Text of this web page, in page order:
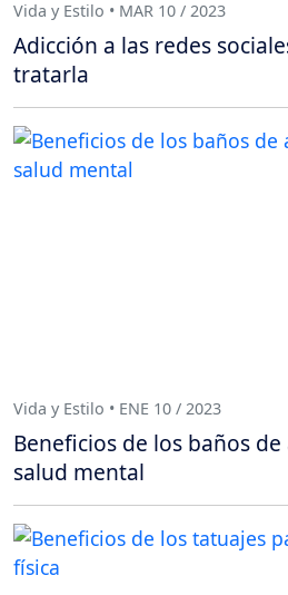
Vida y Estilo • MAR 10 / 2023
Adicción a las redes
tratarla
Vida y Estilo • ENE 10 / 2023
Beneficios de los baños
salud mental